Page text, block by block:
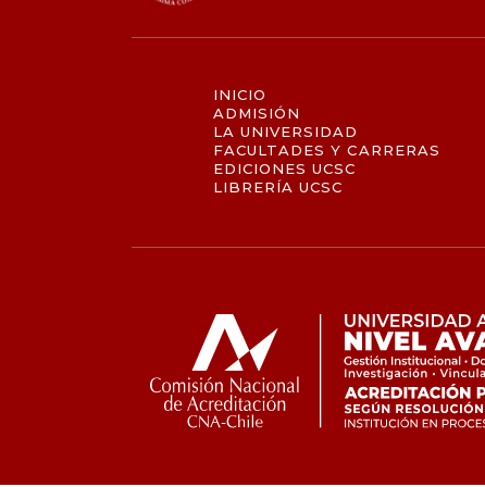
INICIO
ADMISIÓN
LA UNIVERSIDAD
FACULTADES Y CARRERAS
EDICIONES UCSC
LIBRERÍA UCSC